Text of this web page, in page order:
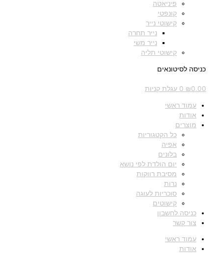
פיניאטה
קונפטי
קישוטי נייר
נייר תחרה
נייר משי
קישוטי תליה
כניסה לסיטונאים
₪0.00
0 עגלת קניות
עמוד ראשי
אודות
מוצרים
כל הקטגוריות
אפיה
בלונים
יום הולדת לפי נושא
מסיבת רווקות
נרות
סוכריות לעוגה
קישוטים
כניסה לחשבון
צור קשר
עמוד ראשי
אודות